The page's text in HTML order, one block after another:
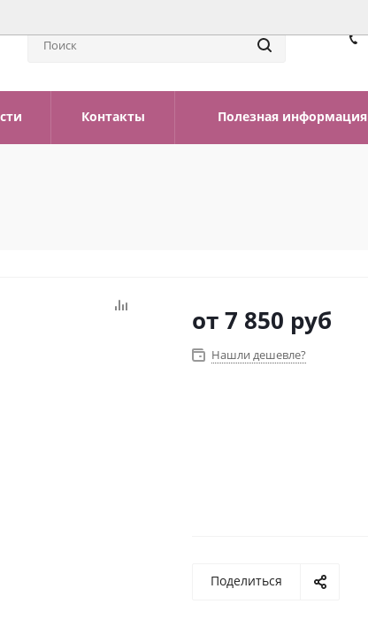
Контакты Полезная информация
от7 850 руб
Нашли дешевле?
Поделиться